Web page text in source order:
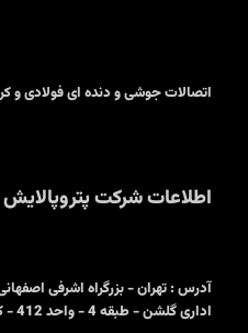
اتصالات جوشی و دنده ای فولادی و
اطلاعات شرکت
آدرس : تهران - بزرگراه اشرفی
اداری گلشن - طبقه 4 - واحد 412 - کدپستی 1471755300